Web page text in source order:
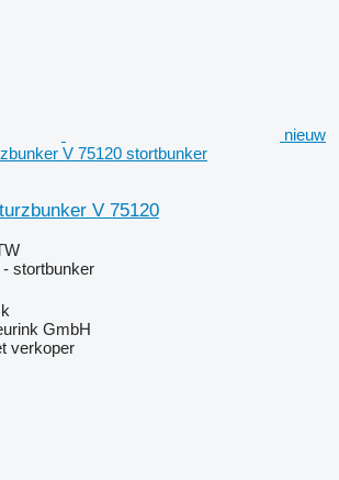
nieuw
V 75120 stortbunker
V 75120
stortbunker
GmbH
verkoper